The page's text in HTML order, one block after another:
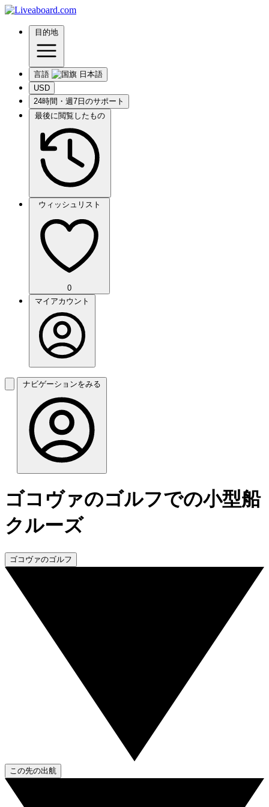
目的地
言語
USD
24時間・週7日のサポート
最後に閲覧したもの
ウィッシュリスト
0
マイアカウント
ナビゲーションをみる
ゴコヴァのゴルフでの小型船
クルーズ
ゴコヴァのゴルフ
この先の出航